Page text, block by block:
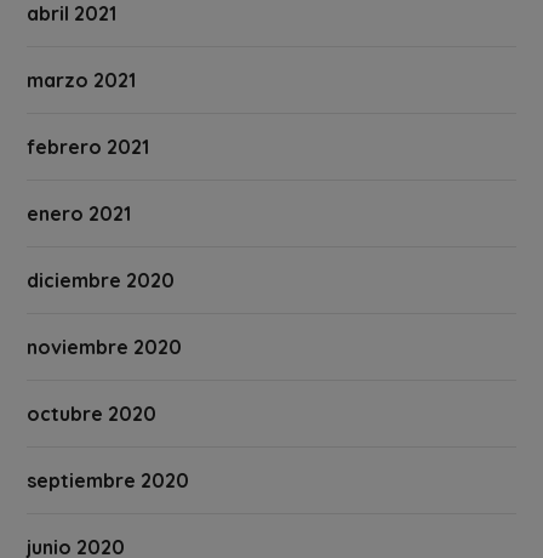
abril 2021
marzo 2021
febrero 2021
enero 2021
diciembre 2020
noviembre 2020
octubre 2020
septiembre 2020
junio 2020